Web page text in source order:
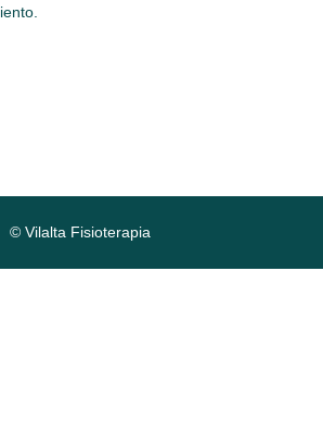
© Vilalta Fisioterapia